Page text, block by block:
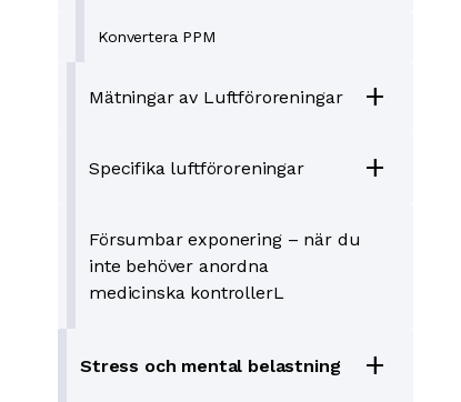
Konvertera PPM
Mätningar av Luftföroreningar add
Specifika luftföroreningar add
Försumbar exponering – när du
inte behöver anordna
medicinska kontrollerL
Stress och mental belastning add